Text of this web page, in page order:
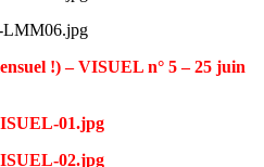
!) – VISUEL n° 5 – 25 juin